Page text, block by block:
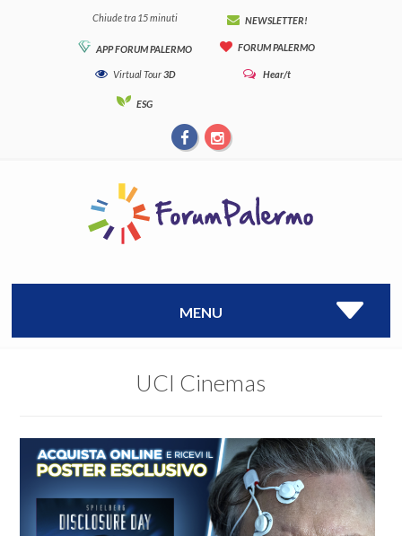
Chiude tra 15 minuti NEWSLETTER!
APP FORUM PALERMO FORUM PALERMO
Virtual Tour3D Hear/t
ESG
MENU
UCI Cinemas